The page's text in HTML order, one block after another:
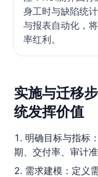
身工时与缺陷统
与报表自动化，
率红利。
实施与迁移
统发挥价值
明确目标与指标
期、交付率、审计准
需求建模：定义